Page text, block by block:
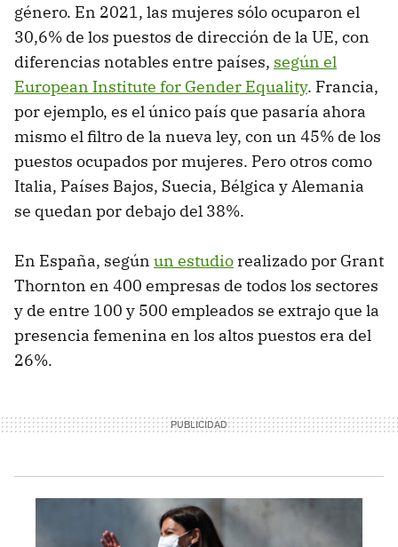
género. En 2021, las mujeres sólo ocuparon el
30,6% de los puestos de dirección de la UE, con
diferencias notables entre países, según el
European Institute for Gender Equality. Francia,
por ejemplo, es el único país que pasaría ahora
mismo el filtro de la nueva ley, con un 45% de los
puestos ocupados por mujeres. Pero otros como
Italia, Países Bajos, Suecia, Bélgica y Alemania
se quedan por debajo del 38%.
En España, según un estudio realizado por Grant
Thornton en 400 empresas de todos los sectores
y de entre 100 y 500 empleados se extrajo que la
presencia femenina en los altos puestos era del
26%.